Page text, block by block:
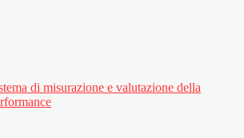
di misurazione e valutazione della